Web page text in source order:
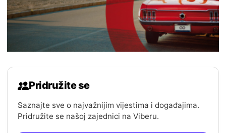
Pridružite se
Saznajte sve o najvažnijim vijestima i događajima.
Pridružite se našoj zajednici na Viberu.